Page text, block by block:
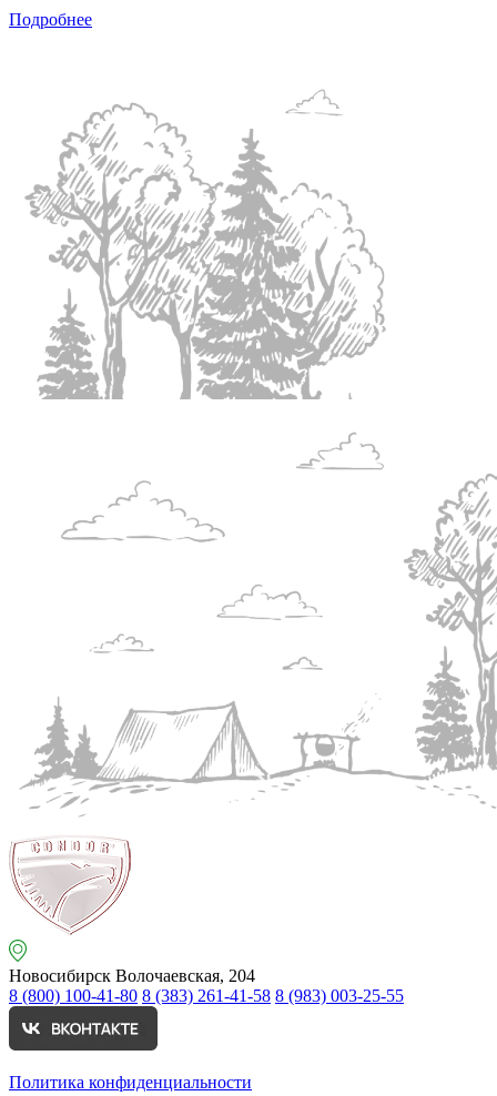
Подробнее
Новосибирск Волочаевская, 204
8 (800) 100-41-80 8 (383) 261-41-58 8 (983) 003-25-55
Политика конфиденциальности